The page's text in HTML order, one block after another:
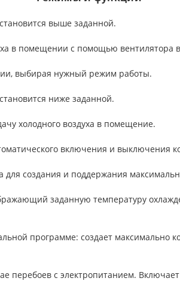
выше заданной.
в помещении с помощью вентилятора
выбирая нужный режим работы.
ниже заданной.
холодного воздуха в помещение.
включения и выключения
для создания и поддержания
заданную температуру
программе: создает максимально
перебоев с электропитанием.